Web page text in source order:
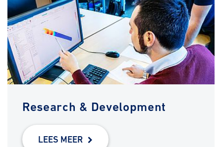
Research & Development
LEES MEER